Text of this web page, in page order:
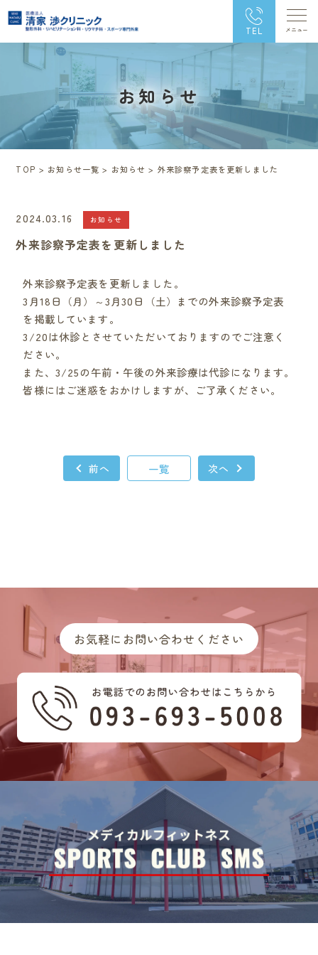
TEL
お知らせ
TOP > お知らせ一覧 > お知らせ > 外来診察予定表を更新しました
2024.03.16 お知らせ
外来診察予定表を更新しました
外来診察予定表を更新しました。
3月18日（月）～3月30日（土）までの外来診察予定表
を掲載しています。
3/20は休診とさせていただいておりますのでご注意く
ださい。
また、3/25の午前・午後の外来診療は代診になります。
皆様にはご迷惑をおかけしますが、ご了承ください。
前へ 一覧 次へ
お気軽にお問い合わせください